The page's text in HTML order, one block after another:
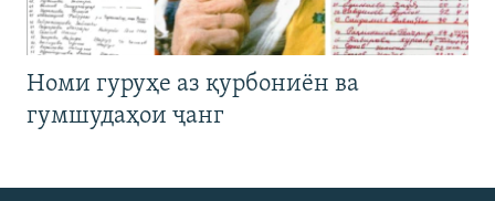
Номи гуруҳе аз қурбониён ва
гумшудаҳои ҷанг